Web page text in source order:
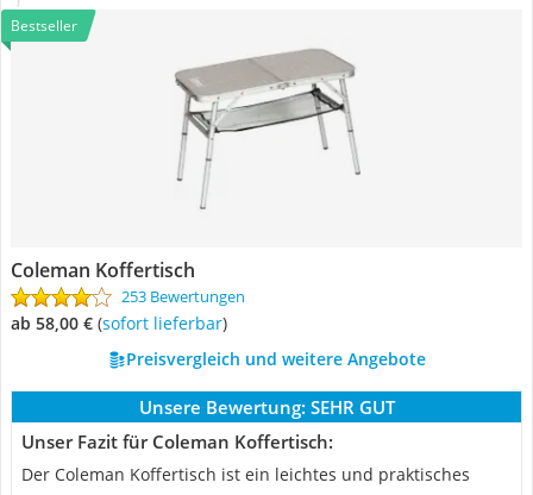
Bestseller
Coleman Koffertisch
253 Bewertungen
ab 58,00 € ( Sofort lieferbar)
Preisvergleich und weitere Angebote
Unsere Bewertung: SEHR GUT
Unser Fazit für Coleman Koffertisch:
Der Coleman Koffertisch ist ein leichtes und praktisches